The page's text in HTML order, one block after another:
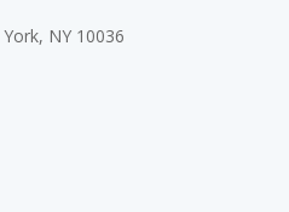
NY 10036